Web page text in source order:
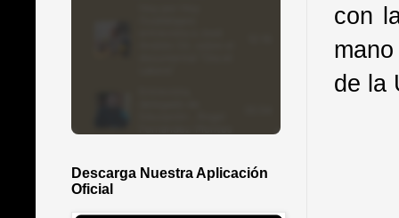
con
de la
Descarga Nuestra Aplicación
Oficial